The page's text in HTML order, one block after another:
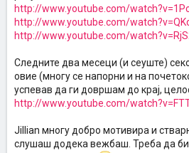
http://www.youtube.com/
http://www.youtube.com/
http://www.youtube.com/
Следните два месеци (и сеуште)
овие (многу се напорни и на
успевав да ги довршам до крај,
http://www.youtube.com/
Jillian многу добро мотивира и
слушаш додека вежбаш. Треба да